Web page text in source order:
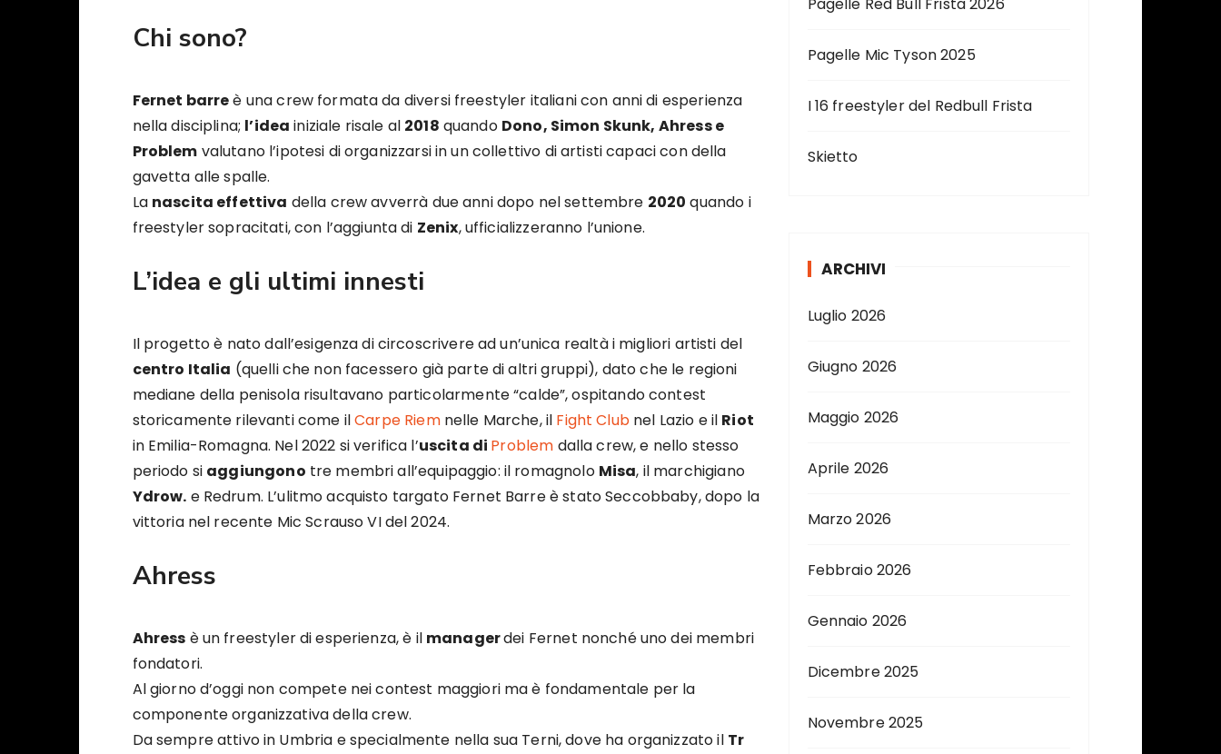
Chi sono?
Fernet barreè una crew formata da diversi freestyler italiani con anni di esperienza
nella disciplina; l’idea iniziale risale al 2018 quando Dono, Simon Skunk, Ahress e
Problem valutano l’ipotesi di organizzarsi in un collettivo di artisti capaci con della
gavetta alle spalle.
La nascita effettiva della crew avverrà due anni dopo nel settembre 2020 quando i
freestyler sopracitati, con l’aggiunta di Zenix, ufficializzeranno l’unione.
L’idea e gli ultimi innesti
Il progetto è nato dall’esigenza di circoscrivere ad un’unica realtà i migliori artisti del
centro Italia (quelli che non facessero già parte di altri gruppi), dato che le regioni
mediane della penisola risultavano particolarmente “calde”, ospitando contest
storicamente rilevanti come ilCarpe Riemnelle Marche, il Fight Clubnel Lazio e il Riot
in Emilia-Romagna. Nel 2022 si verifica l’uscita di Problem dalla crew, e nello stesso
periodo si aggiungono tre membri all’equipaggio: il romagnolo Misa, il marchigiano
Ydrow. e Redrum. L’ulitmo acquisto targato Fernet Barre è stato Seccobbaby, dopo la
vittoria nel recente Mic Scrauso VI del 2024.
Ahress
Ahress è un freestyler di esperienza, è il managerdei Fernet nonché uno dei membri
fondatori.
Al giorno d’oggi non compete nei contest maggiori ma è fondamentale per la
componente organizzativa della crew.
Da sempre attivo in Umbria e specialmente nella sua Terni, dove ha organizzato il Tr
Pagelle Mic Tyson 2025
I 16 freestyler del Redbull Frista
Skietto
ARCHIVI
Luglio 2026
Giugno 2026
Maggio 2026
Aprile 2026
Marzo 2026
Febbraio 2026
Gennaio 2026
Dicembre 2025
Novembre 2025